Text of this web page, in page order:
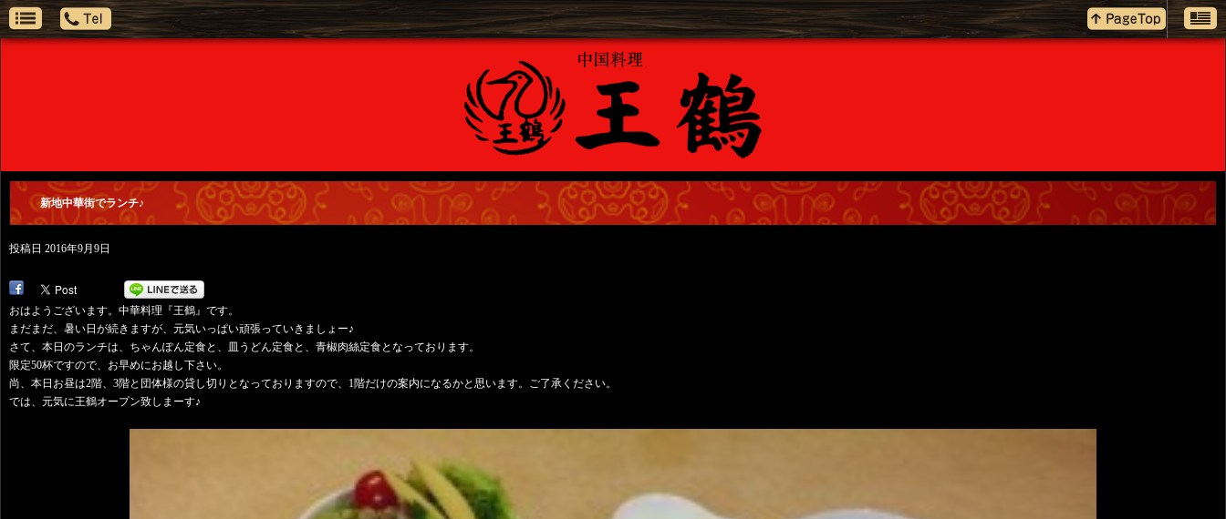
新地中華街でランチ♪
投稿日 2016年9月9日
おはようございます。中華料理『王鶴』です。
まだまだ、暑い日が続きますが、元気いっぱい頑張っていきましょー♪
さて、本日のランチは、ちゃんぽん定食と、皿うどん定食と、青椒肉絲定食となっております。
限定50杯ですので、お早めにお越し下さい。
尚、本日お昼は2階、3階と団体様の貸し切りとなっておりますので、1階だけの案内になるかと思います。ご了承ください。
では、元気に王鶴オープン致しまーす♪